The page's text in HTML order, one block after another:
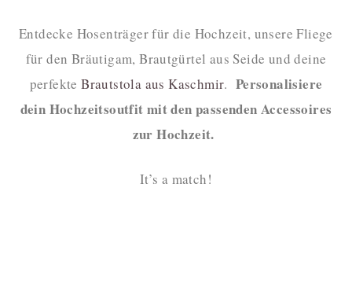
Entdecke Hosenträger für die Hochzeit, unsere Fliege
für den Bräutigam, Brautgürtel aus Seide und deine
perfekteBrautstola aus Kaschmir. Personalisiere
dein Hochzeitsoutfit mit den passenden Accessoires
zur Hochzeit.
It’s a match!